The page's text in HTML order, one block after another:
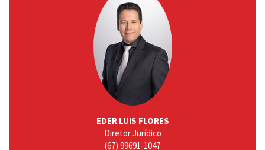
EDER LUIS FLORES
Diretor Jurídico
(67) 99691-1047